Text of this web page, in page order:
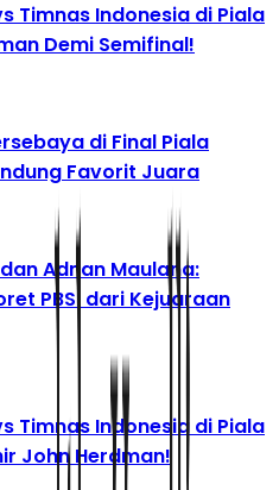
Timnas Indonesia di Piala
Demi Semifinal!
di Final Piala
Favorit Juara
Adnan Maulana:
PBSI dari Kejuaraan
Timnas Indonesia di Piala
John Herdman!